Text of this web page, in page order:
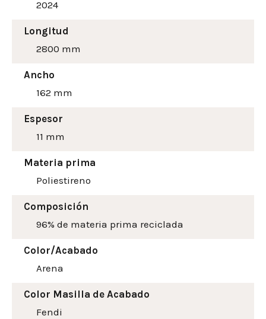
2024
Longitud
2800 mm
Ancho
162 mm
Espesor
11 mm
Materia prima
Poliestireno
Composición
96% de materia prima reciclada
Color/Acabado
Arena
Color Masilla de Acabado
Fendi